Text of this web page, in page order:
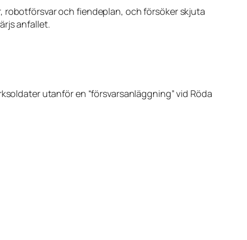
robotförsvar och fiendeplan, och försöker skjuta
anfallet.
utanför en “försvarsanläggning” vid Röda